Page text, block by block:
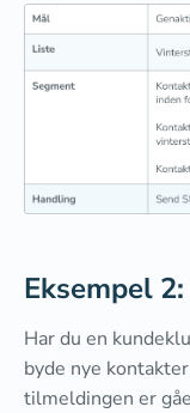
Eksempel
Har du en
byde nye
tilmeldingen er